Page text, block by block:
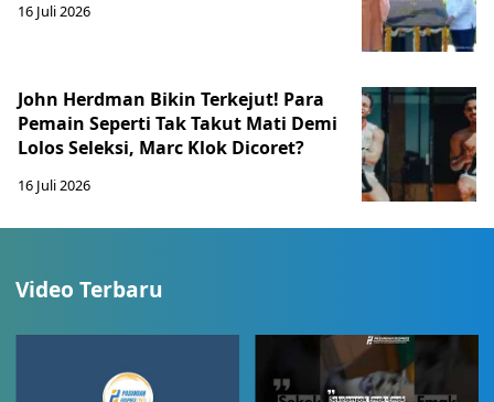
16 Juli 2026
John Herdman Bikin Terkejut! Para
Pemain Seperti Tak Takut Mati Demi
Lolos Seleksi, Marc Klok Dicoret?
16 Juli 2026
Video Terbaru